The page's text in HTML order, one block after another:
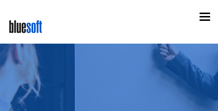
main
content